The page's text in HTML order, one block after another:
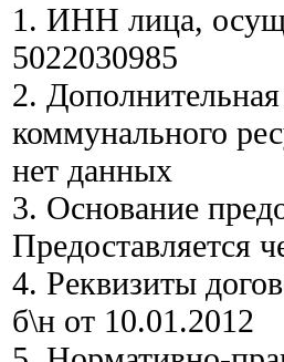
1. ИНН лица,
5022030985
2.
коммунального
нет данных
3. Основание
Предоставляется
4. Реквизиты
б\н от 10.01.2012